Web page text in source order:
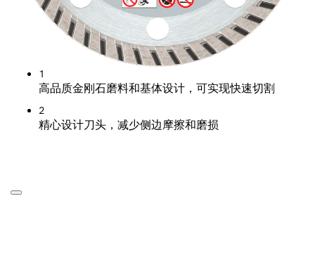
1
高品质金刚石磨料和基体设计，可实现快速切割
2
精心设计刀头，减少侧边摩擦和磨损